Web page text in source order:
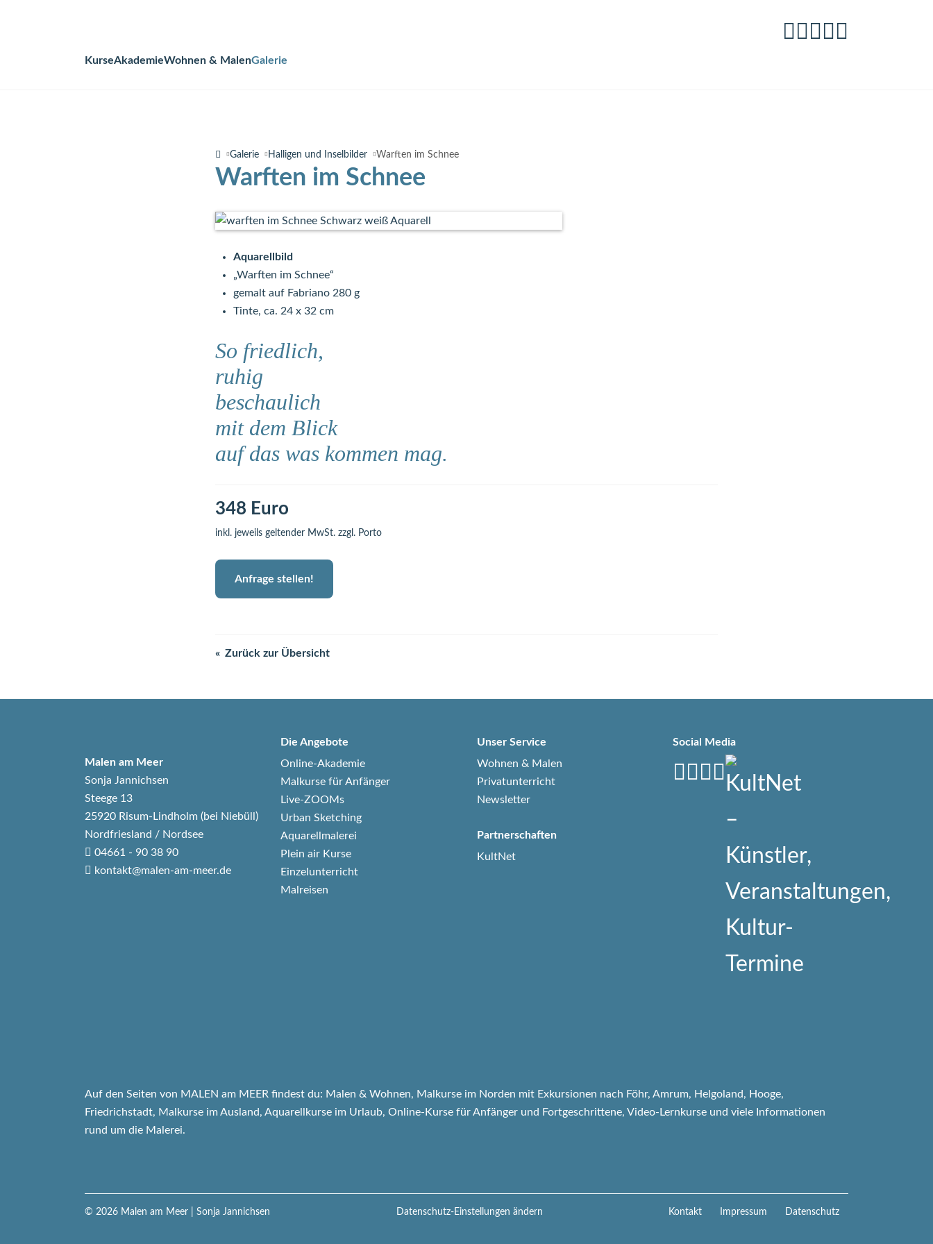
Navigation
KurseAkademieWohnen & MalenGalerie
Galerie Halligen und Inselbilder Warften im Schnee
Warften im Schnee
Aquarellbild
„Warften im Schnee“
gemalt auf Fabriano 280 g
Tinte, ca. 24 x 32 cm
So friedlich,
ruhig
beschaulich
mit dem Blick
auf das was kommen mag.
348 Euro
inkl. jeweils geltender MwSt. zzgl. Porto
Anfrage stellen!
Zurück zur Übersicht
Malen am Meer
Sonja Jannichsen
Steege 13
25920 Risum-Lindholm (bei Niebüll)
Nordfriesland / Nordsee
04661 - 90 38 90
kontakt@malen-am-meer.de
Die Angebote
Online-Akademie
Malkurse für Anfänger
Live-ZOOMs
Urban Sketching
Aquarellmalerei
Plein air Kurse
Einzelunterricht
Malreisen
Unser Service
Wohnen & Malen
Privatunterricht
Newsletter
Partnerschaften
KultNet
Social Media
Auf den Seiten von MALEN am MEER findest du: Malen & Wohnen, Malkurse im Norden mit Exkursionen nach Föhr, Amrum, Helgoland, Hooge,
Friedrichstadt, Malkurse im Ausland, Aquarellkurse im Urlaub, Online-Kurse für Anfänger und Fortgeschrittene, Video-Lernkurse und viele Informationen
rund um die Malerei.
© 2026 Malen am Meer | Sonja Jannichsen Datenschutz-Einstellungen ändern Navigation
Kontakt Impressum Datenschutz